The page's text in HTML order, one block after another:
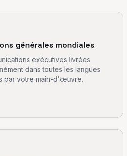
générales mondiales
exécutives livrées
dans toutes les langues
par votre main-d'œuvre.